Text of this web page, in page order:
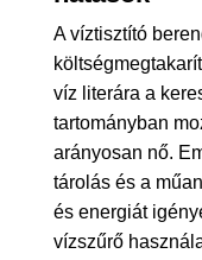
A víztisztító
víz literára a
tartományban
arányosan nő.
tárolás és a
és energiát
vízszűrő